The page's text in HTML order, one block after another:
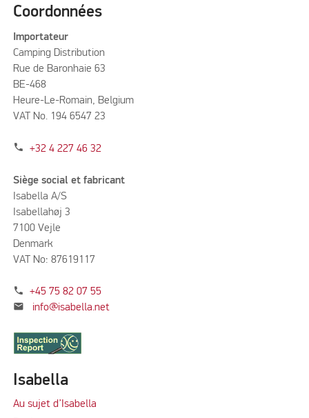
Coordonnées
Importateur
Camping Distribution
Rue de Baronhaie 63
BE-468
Heure-Le-Romain, Belgium
VAT No. 194 6547 23
phone +32 4 227 46 32
Siège social et fabricant
Isabella A/S
Isabellahøj 3
7100 Vejle
Denmark
VAT No: 87619117
phone +45 75 82 07 55
mail info@isabella.net
Isabella
Au sujet d’Isabella